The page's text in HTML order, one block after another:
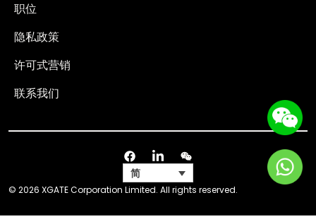
职位
隐私政策
许可式营销
联系我们
© 2026 XGATE Corporation Limited. All rights reserved.
简